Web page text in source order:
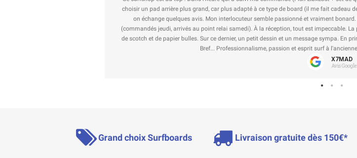
choisir un pad arrière plus grand, car plus adapté à ce type de board (il me fait cadeau
on échange quelques avis. Mon interlocuteur semble passionné et vraiment
(commandés jeudi, arrivés au point relai samedi). À la réception, tout est impeccable.
de scotch et de papier bulles. Sur ce dernier, un petit dessin et un message sympa. En
Bref... Professionnalisme, passion et esprit surf à
X7MAD
Avis Google
Grand choix Surfboards Livraison gratuite dès 150€*